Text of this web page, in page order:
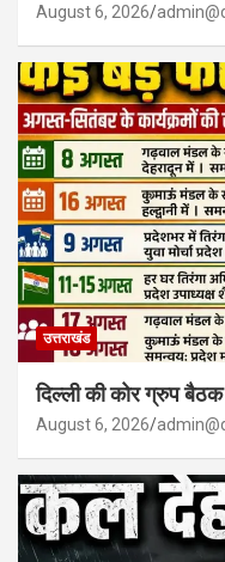
August 6, 2026
उत्तराखंड
दिल्ली की कोर ग्रुप
August 6, 2026